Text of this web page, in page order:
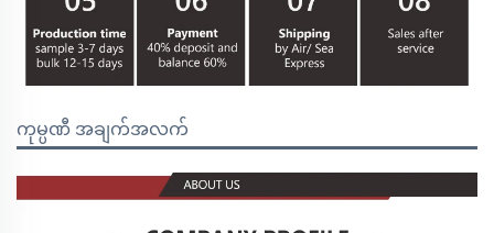
ကုမ္ပဏီ အချက်အလက်